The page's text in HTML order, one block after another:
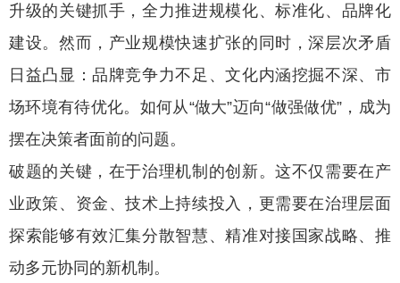
升级的关键抓手，全力推进规模化、标准化、品牌化
建设。然而，产业规模快速扩张的同时，深层次矛盾
日益凸显：品牌竞争力不足、文化内涵挖掘不深、市
场环境有待优化。如何从“做大”迈向“做强做优”，成为
摆在决策者面前的问题。
破题的关键，在于治理机制的创新。这不仅需要在产
业政策、资金、技术上持续投入，更需要在治理层面
探索能够有效汇集分散智慧、精准对接国家战略、推
动多元协同的新机制。